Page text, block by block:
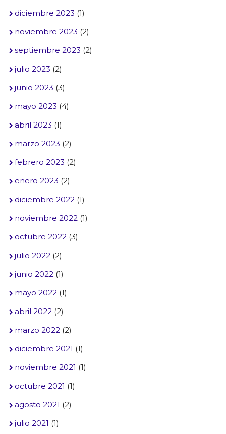
diciembre 2023 (1)
noviembre 2023 (2)
septiembre 2023 (2)
julio 2023 (2)
junio 2023 (3)
mayo 2023 (4)
abril 2023 (1)
marzo 2023 (2)
febrero 2023 (2)
enero 2023 (2)
diciembre 2022(1)
noviembre 2022(1)
octubre 2022(3)
julio 2022(2)
junio 2022(1)
mayo 2022(1)
abril 2022(2)
marzo 2022(2)
diciembre 2021 (1)
noviembre 2021 (1)
octubre 2021 (1)
agosto 2021 (2)
julio 2021 (1)